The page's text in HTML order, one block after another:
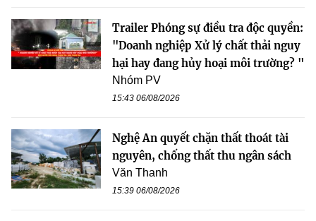
Trailer Phóng sự điều tra độc quyền:
"Doanh nghiệp Xử lý chất thải nguy
hại hay đang hủy hoại môi trường? "
Nhóm PV
15:43 06/08/2026
Nghệ An quyết chặn thất thoát tài
nguyên, chống thất thu ngân sách
Văn Thanh
15:39 06/08/2026